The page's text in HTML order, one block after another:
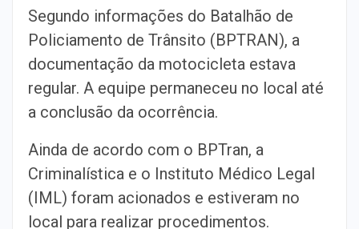
Segundo informações do Batalhão de
Policiamento de Trânsito (BPTRAN), a
documentação da motocicleta estava
regular. A equipe permaneceu no local até
a conclusão da ocorrência.
Ainda de acordo com o BPTran, a
Criminalística e o Instituto Médico Legal
(IML) foram acionados e estiveram no
local para realizar procedimentos.